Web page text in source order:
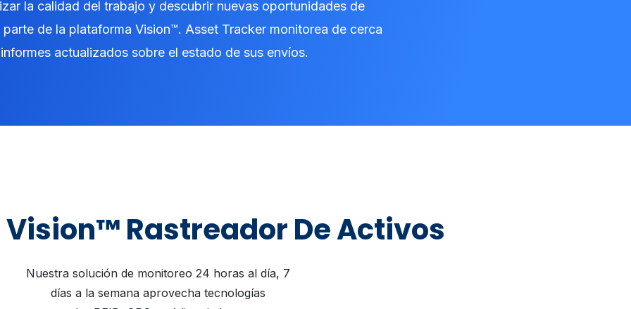
la calidad del trabajo y descubrir nuevas oportunidades de
de la plataforma Vision™. Asset Tracker monitorea de cerca
actualizados sobre el estado de sus envíos.
Rastreador De Activos
Nuestra solución de monitoreo 24 horas al día, 7
días a la semana aprovecha tecnologías